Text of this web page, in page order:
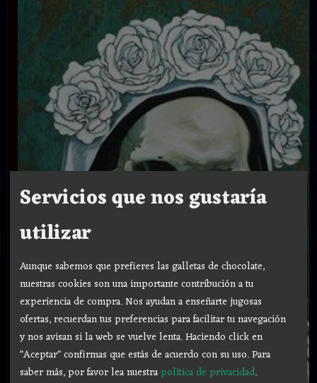
Servicios que nos gustaría
utilizar
Aunque sabemos que prefieres las galletas de chocolate,
nuestras cookies son una importante contribución a tu
experiencia de compra. Nos ayudan a enseñarte jugosas
ofertas, recuerdan tus preferencias para facilitar tu navegación
y nos avisan si la web se vuelve lenta. Haciendo click en
"Aceptar" confirmas que estás de acuerdo con su uso.Para
saber más, por favor lea nuestrapolítica de privacidad.